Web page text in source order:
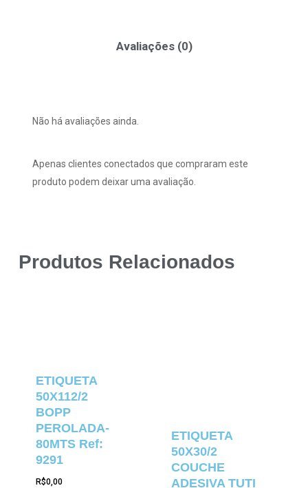
Avaliações (0)
Não há avaliações ainda.
Apenas clientes conectados que compraram este
produto podem deixar uma avaliação.
Produtos Relacionados
ETIQUETA
50X112/2
BOPP
PEROLADA-
80MTS Ref:
9291
R$0,00
ETIQUETA
50X30/2
COUCHE
ADESIVA TUTI